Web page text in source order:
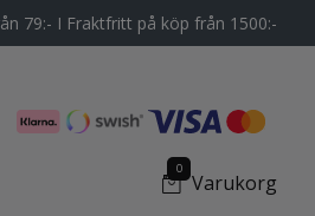
79:- I Fraktfritt på köp från 1500:-
0
Varukorg